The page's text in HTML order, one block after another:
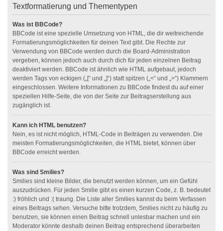
Textformatierung und Thementypen
Was ist BBCode?
BBCode ist eine spezielle Umsetzung von HTML, die dir weitreichende
Formatierungsmöglichkeiten für deinen Text gibt. Die Rechte zur
Verwendung von BBCode werden durch die Board-Administration
vergeben, können jedoch auch durch dich für jeden einzelnen Beitrag
deaktiviert werden. BBCode ist ähnlich wie HTML aufgebaut, jedoch
werden Tags von eckigen („[“ und „]“) statt spitzen („<“ und „>“) Klammern
eingeschlossen. Weitere Informationen zu BBCode findest du auf einer
speziellen Hilfe-Seite, die von der Seite zur Beitragserstellung aus
zugänglich ist.
Kann ich HTML benutzen?
Nein, es ist nicht möglich, HTML-Code in Beiträgen zu verwenden. Die
meisten Formatierungsmöglichkeiten, die HTML bietet, können über
BBCode erreicht werden.
Was sind Smilies?
Smilies sind kleine Bilder, die benutzt werden können, um ein Gefühl
auszudrücken. Für jeden Smilie gibt es einen kurzen Code, z. B. bedeutet
:) fröhlich und :( traurig. Die Liste aller Smilies kannst du beim Verfassen
eines Beitrags sehen. Versuche bitte trotzdem, Smilies nicht zu häufig zu
benutzen, sie können einen Beitrag schnell unlesbar machen und ein
Moderator könnte deshalb deinen Beitrag entsprechend überarbeiten